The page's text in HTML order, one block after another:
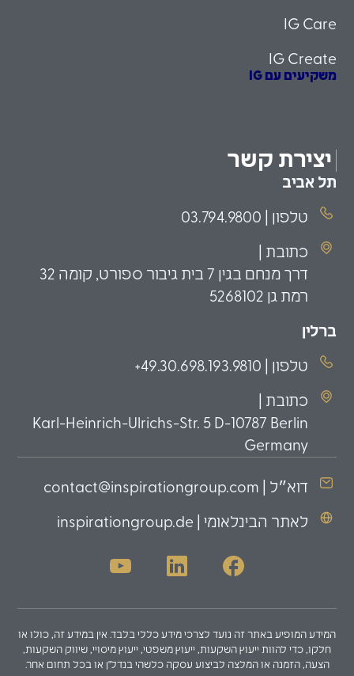
IG Care
IG Create
משקיעים עם IG
יצירת קשר
תל אביב
טלפון | 03.794.9800
כתובת |
דרך מנחם בגין 7 בית גיבור ספורט, קומה 32
רמת גן 5268102
ברלין
טלפון | 49.30.698.193.9810+
כתובת |
Karl-Heinrich-Ulrichs-Str. 5 D-10787 Berlin
Germany
דוא״ל | contact@inspirationgroup.com
לאתר הבינלאומי | inspirationgroup.de
המידע המופיע באתר זה נועד לצרכי מידע כללי בלבד. אין במידע זה, כולו או
חלקו, כדי להוות ייעוץ השקעות, ייעוץ משפטי, ייעוץ מיסויי, שיווק השקעות,
הצעה, הזמנה או המלצה לביצוע עסקה כלשהי בנדל"ן או בכל תחום אחר.